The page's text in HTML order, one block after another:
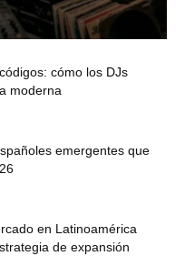
cómo los DJs
moderna
emergentes que
en Latinoamérica
de expansión